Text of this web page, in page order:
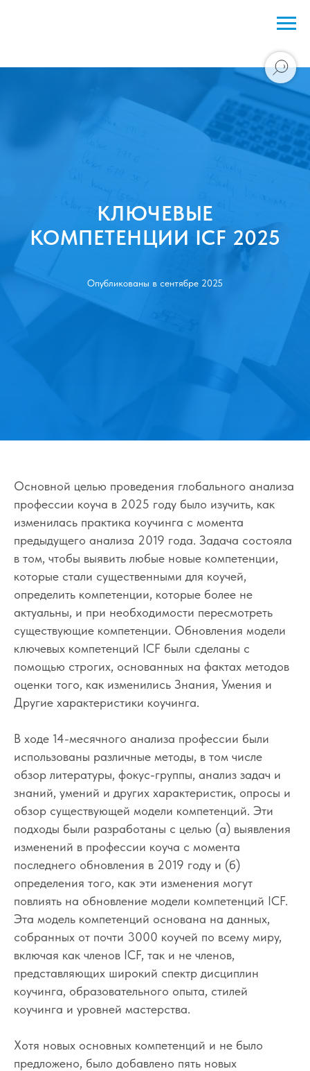
КЛЮЧЕВЫЕ
КОМПЕТЕНЦИИ ICF 2025
Опубликованы в сентябре 2025
Основной целью проведения глобального анализа
профессии коуча в 2025 году было изучить, как
изменилась практика коучинга с момента
предыдущего анализа 2019 года. Задача состояла
в том, чтобы выявить любые новые компетенции,
которые стали существенными для коучей,
определить компетенции, которые более не
актуальны, и при необходимости пересмотреть
существующие компетенции. Обновления модели
ключевых компетенций ICF были сделаны с
помощью строгих, основанных на фактах методов
оценки того, как изменились Знания, Умения и
Другие характеристики коучинга.
В ходе 14-месячного анализа профессии были
использованы различные методы, в том числе
обзор литературы, фокус-группы, анализ задач и
знаний, умений и других характеристик, опросы и
обзор существующей модели компетенций. Эти
подходы были разработаны с целью (а) выявления
изменений в профессии коуча с момента
последнего обновления в 2019 году и (б)
определения того, как эти изменения могут
повлиять на обновление модели компетенций ICF.
Эта модель компетенций основана на данных,
собранных от почти 3000 коучей по всему миру,
включая как членов ICF, так и не членов,
представляющих широкий спектр дисциплин
коучинга, образовательного опыта, стилей
коучинга и уровней мастерства.
Хотя новых основных компетенций и не было
предложено, было добавлено пять новых